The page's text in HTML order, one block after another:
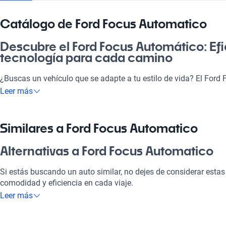
Catálogo de Ford Focus Automatico
Descubre el Ford Focus Automático:
tecnología para cada camino
¿Buscas un vehículo que se adapte a tu estilo de vida? El Ford
ideal para quienes valoran la combinación de confort y
viaje tranquilo por la carretera o un carrete con amigos, el Ford
excelente inversión que te sorprenderá en cada recorrido.
¿Por qué elegir Ford Focus Automatico?
Tecnología al servicio de tu comodidad
Disfrutá de la mejor tecnología con Tecnología moderna, lo que
Leer más
Similares a Ford Focus Automatico
Alternativas a Ford Focus Automatico
Si estás buscando un auto similar, no dejes de considerar
comodidad y eficiencia en cada viaje.
Leer más